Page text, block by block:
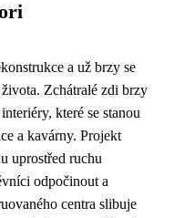
a už brzy se
Zchátralé zdi brzy
které se stanou
a kavárny. Projekt
uprostřed ruchu
odpočinout a
centra slibuje